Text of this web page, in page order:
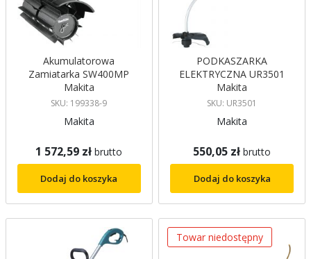
Akumulatorowa
Zamiatarka SW400MP
Makita
SKU: 199338-9
Makita
1 572,59 zł brutto
Dodaj do koszyka
PODKASZARKA
ELEKTRYCZNA UR3501
Makita
SKU: UR3501
Makita
550,05 zł brutto
Dodaj do koszyka
Towar niedostępny